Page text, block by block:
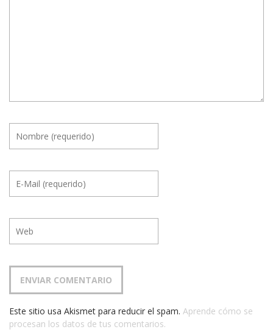
Este sitio usa Akismet para reducir el spam. Aprende cómo se
procesan los datos de tus comentarios.